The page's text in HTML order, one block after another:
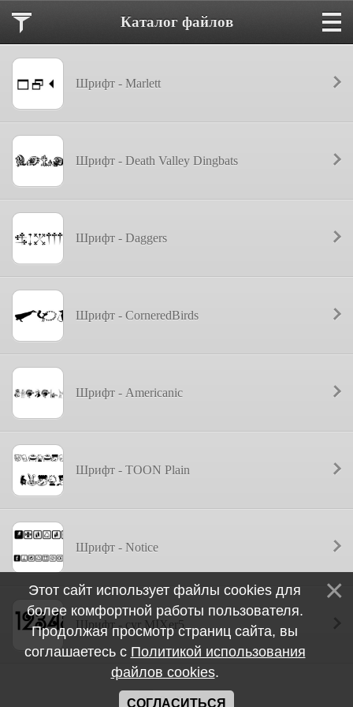
Каталог файлов
Шрифт - Marlett
Шрифт - Death Valley Dingbats
Шрифт - Daggers
Шрифт - CorneredBirds
Шрифт - Americanic
Шрифт - TOON Plain
Шрифт - Notice
Шрифт - cyr MIXer5
1 2 3 »
Этот сайт использует файлы cookies для
более комфортной работы пользователя.
Продолжая просмотр страниц сайта, вы
соглашаетесь с Политикой использования
файлов cookies.
СОГЛАСИТЬСЯ